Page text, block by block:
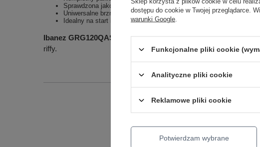
Sprawdzona jakość Ibanez i Marshall
Uniwersalne brzmienie do wielu stylów
Idealny na start i do ćwiczeń w domu
Ibanez GRG120QASPBKG + Marshall MG30GFX Gold
to
riffy.
dostępu do cookie w Twojej przeglądarce.
warunki Google
Funkcjonalne pliki cookie
Analityczne pliki cookie
Reklamowe pliki cookie
Potwierdzam wybrane